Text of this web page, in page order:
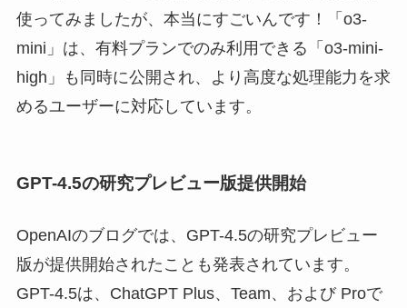
使ってみましたが、本当にすごいんです！「o3-
mini」は、有料プランでのみ利用できる「o3-mini-
high」も同時に公開され、より高度な処理能力を求
めるユーザーに対応しています。
GPT-4.5の研究プレビュー版提供開始
OpenAIのブログでは、GPT-4.5の研究プレビュー
版が提供開始されたことも発表されています。
GPT-4.5は、ChatGPT Plus、Team、および Proで